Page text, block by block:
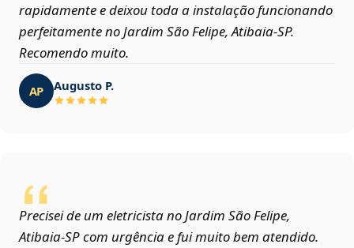
rapidamente e deixou toda a instalação funcionando
perfeitamente no Jardim São Felipe, Atibaia‑SP.
Recomendo muito.
AP Augusto P.
Precisei de um eletricista no Jardim São Felipe,
Atibaia‑SP com urgência e fui muito bem atendido.